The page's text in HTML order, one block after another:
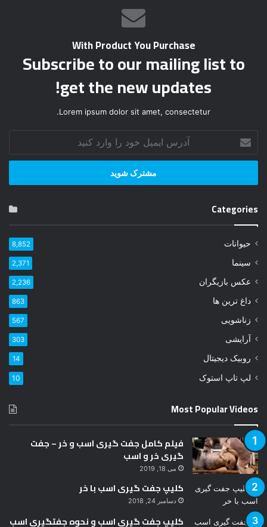
With Product You Purchase
Subscribe to our mailing list to
get the new updates!
Lorem ipsum dolor sit amet, consectetur.
ر
ا
م
ی
خ
و
ر
ا
ا
ر
ک
ن
Categories
حیوانات 8,852
سینما 2,371
عکس بازیگران 2,236
داغ ترین ها 863
زناشویی 567
آرایشی 303
روبیک دیجیتال 14
لپ تاپ استوک 10
Most Popular Videos
فیلم کامل جفت گیری اسب و خر – جفت
گیری خر و اسب
می 18, 2019
کلیپ جفت گیری اسب با خر
دسامبر 24, 2018
کلیپ جفت گیری اسب و نحوه جفتگیری اسب